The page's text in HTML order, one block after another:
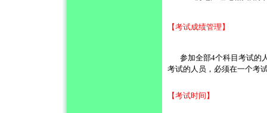
【考试成绩管理】
参加全部4个科目考试的
考试的人员，必须在一个考
【考试时间】